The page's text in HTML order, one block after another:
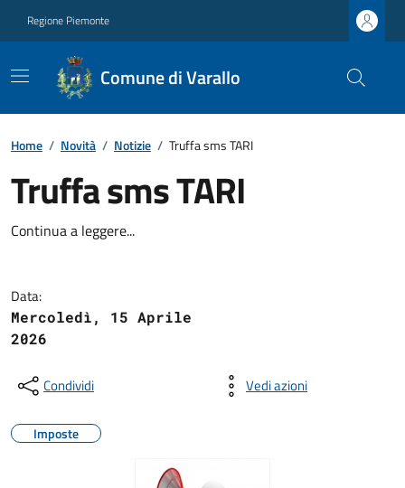
Regione Piemonte
Comune di Varallo
Home / Novità / Notizie / Truffa sms TARI
Truffa sms TARI
Continua a leggere...
Data:
Mercoledì, 15 Aprile
2026
Condividi Vedi azioni
Imposte